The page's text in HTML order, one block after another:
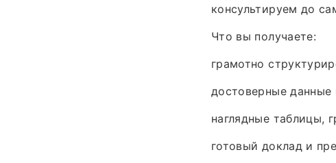
консультируем до
Что вы получаете:
грамотно
достоверные данные
наглядные таблицы,
готовый доклад и